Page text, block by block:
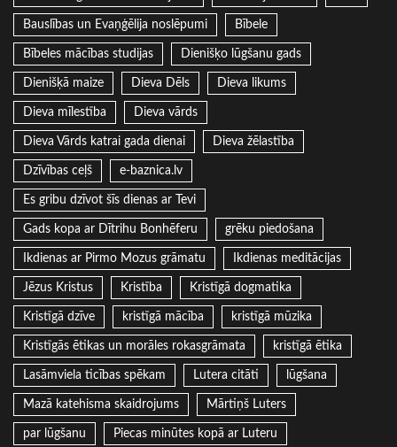
Bauslības un Evaņģēlija noslēpumi Bībele
Bībeles mācības studijas Dienišķo lūgšanu gads
Dienišķā maize Dieva Dēls Dieva likums
Dieva mīlestība Dieva vārds
Dieva Vārds katrai gada dienai Dieva žēlastība
Dzīvības ceļš e-baznica.lv
Es gribu dzīvot šīs dienas ar Tevi
Gads kopa ar Dītrihu Bonhēferu grēku piedošana
Ikdienas ar Pirmo Mozus grāmatu Ikdienas meditācijas
Jēzus Kristus Kristība Kristīgā dogmatika
Kristīgā dzīve kristīgā mācība kristīgā mūzika
Kristīgās ētikas un morāles rokasgrāmata kristīgā ētika
Lasāmviela ticības spēkam Lutera citāti lūgšana
Mazā katehisma skaidrojums Mārtiņš Luters
par lūgšanu Piecas minūtes kopā ar Luteru